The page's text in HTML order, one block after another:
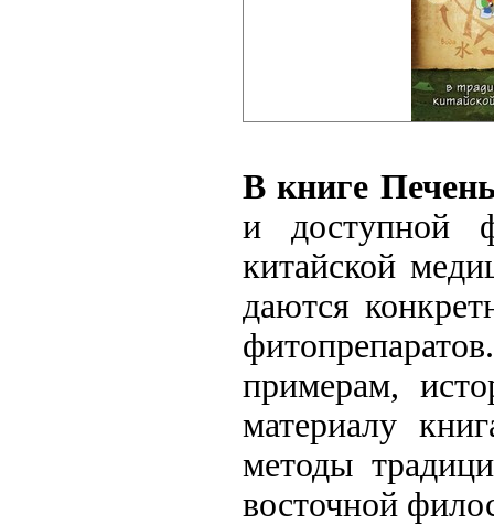
В книге
и доступной
китайской
даются
примерам,
материалу
методы
восточной